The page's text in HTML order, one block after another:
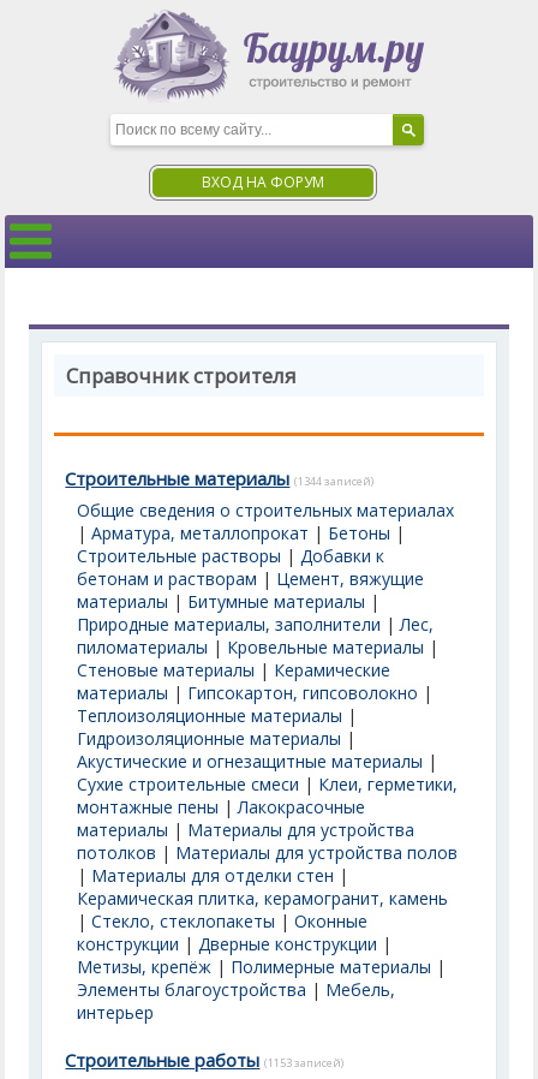
ВХОД НА ФОРУМ
Справочник строителя
Строительные материалы (1344 записей)
Общие сведения о строительных материалах
|Арматура, металлопрокат | Бетоны |
Строительные растворы |Добавки к
бетонам и растворам | Цемент, вяжущие
материалы | Битумные материалы |
Природные материалы, заполнители |Лес,
пиломатериалы | Кровельные материалы |
Стеновые материалы | Керамические
материалы | Гипсокартон, гипсоволокно |
Теплоизоляционные материалы |
Гидроизоляционные материалы |
Акустические и огнезащитные материалы |
Сухие строительные смеси | Клеи, герметики,
монтажные пены |Лакокрасочные
материалы | Материалы для устройства
потолков | Материалы для устройства полов
| Материалы для отделки стен |
Керамическая плитка, керамогранит, камень
|Стекло, стеклопакеты |Оконные
конструкции |Дверные конструкции |
Метизы, крепёж | Полимерные материалы |
Элементы благоустройства | Мебель,
интерьер
Строительные работы (1153 записей)